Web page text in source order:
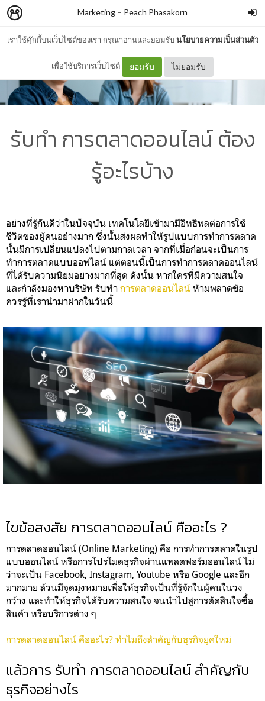
เราใช้คุ๊กกี้บนเว็บไซต์ของเรา กรุณาอ่านและยอมรับนโยบายความเป็นส่วนตัว
เพื่อใช้บริการเว็บไซต์ ยอมรับ ไม่ยอมรับ
Marketing – Peach Phasakorn
รับทำ การตลาดออนไลน์ ต้อง
รู้อะไรบ้าง
อย่างที่รู้กันดีว่าในปัจจุบัน เทคโนโลยีเข้ามามีอิทธิพลต่อการใช้
ชีวิตของผู้คนอย่างมาก ซึ่งนั้นส่งผลทำให้รูปแบบการทำการตลาด
นั้นมีการเปลี่ยนแปลงไปตามกาลเวลา จากที่เมื่อก่อนจะเป็นการ
ทำการตลาดแบบออฟไลน์ แต่ตอนนี้เป็นการทำการตลาดออนไลน์
ที่ได้รับความนิยมอย่างมากที่สุด ดังนั้น หากใครที่มีความสนใจ
และกำลังมองหาบริษัท รับทำ การตลาดออนไลน์ ห้ามพลาดข้อ
ควรรู้ที่เรานำมาฝากในวันนี้
ไขข้อสงสัย การตลาดออนไลน์ คืออะไร ?
การตลาดออนไลน์ (Online Marketing) คือ การทำการตลาดในรูป
แบบออนไลน์ หรือการโปรโมตธุรกิจผ่านแพลตฟอร์มออนไลน์ ไม่
ว่าจะเป็น Facebook, Instagram, Youtube หรือ Google และอีก
มากมาย ล้วนมีจุดมุ่งหมายเพื่อให้ธุรกิจเป็นที่รู้จักในผู้คนในวง
กว้าง และทำให้ธุรกิจได้รับความสนใจ จนนำไปสู่การตัดสินใจซื้อ
สินค้า หรือบริการต่าง ๆ
การตลาดออนไลน์ คืออะไร? ทำไมถึงสำคัญกับธุรกิจยุคใหม่
แล้วการ รับทำ การตลาดออนไลน์ สำคัญกับ
ธุรกิจอย่างไร